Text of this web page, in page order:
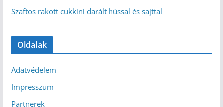
Szaftos rakott cukkini darált hússal és sajttal
Oldalak
Adatvédelem
Impresszum
Partnerek